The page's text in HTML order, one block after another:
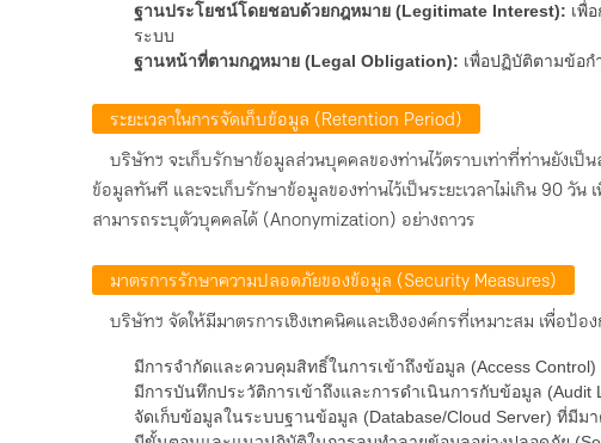
ฐานประโยชน์โดยชอบด้วยกฎหมาย (Legitimate Interest): เพื่
ระบบ
ฐานหน้าที่ตามกฎหมาย (Legal Obligation): เพื่อปฏิบัติตามข้อ
ระยะเวลาในการจัดเก็บข้อมูล (Retention Period)
บริษัทฯ จะเก็บรักษาข้อมูลส่วนบุคคลของท่านไว้ตราบเท่าที่ท่านยังเ
ข้อมูลทันที และจะเก็บรักษาข้อมูลของท่านไว้เป็นระยะเวลาไม่เกิน 90
สามารถระบุตัวบุคคลได้ (Anonymization) อย่างถาวร
มาตรการรักษาความปลอดภัยของข้อมูล (Security Measures)
บริษัทฯ จัดให้มีมาตรการเชิงเทคนิคและเชิงองค์กรที่เหมาะสม เพื่อป้อ
มีการจำกัดและควบคุมสิทธิ์ในการเข้าถึงข้อมูล (Access
มีการบันทึกประวัติการเข้าถึงและการดำเนินการกับข้อมูล (Audit
จัดเก็บข้อมูลในระบบฐานข้อมูล (Database/Cloud Server) ที่มีม